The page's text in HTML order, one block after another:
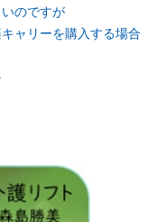
のですが
ャリーを購入する場合